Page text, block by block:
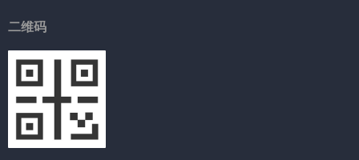
二维码